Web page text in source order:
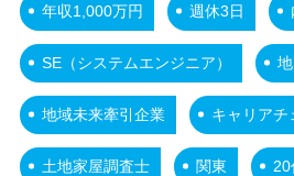
年収1,000万円 週休3日
SE（システムエンジニア）
地域未来牽引企業 キャリアチ
土地家屋調査士 関東